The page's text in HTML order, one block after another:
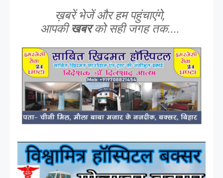
ख़बरें भेजें और हम पहुंचाएंगे,
आपकीखबरको सही जगह तक....